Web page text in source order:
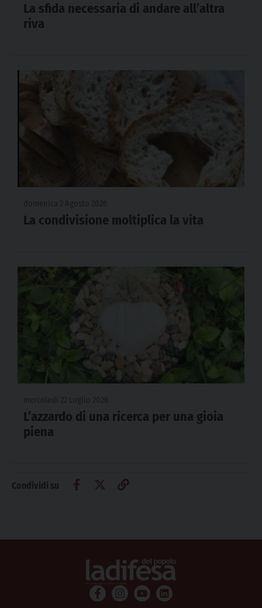
La sfida necessaria di andare all’altra
riva
La condivisione moltiplica la vita
L’azzardo di una ricerca per una gioia
piena
Condividi su